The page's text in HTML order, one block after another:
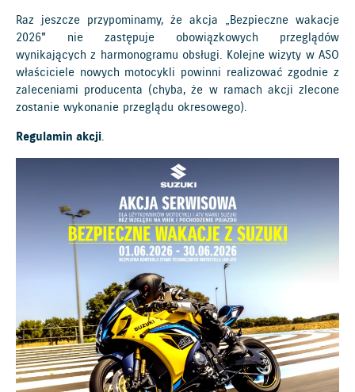
Raz jeszcze przypominamy, że akcja „Bezpieczne wakacje
2026" nie zastępuje obowiązkowych przeglądów
wynikających z harmonogramu obsługi. Kolejne wizyty w ASO
właściciele nowych motocykli powinni realizować zgodnie z
zaleceniami producenta (chyba, że w ramach akcji zlecone
zostanie wykonanie przeglądu okresowego).
Regulamin akcji.